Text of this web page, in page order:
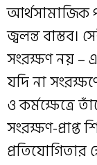
আর্থসামাজিক
জ্বলন্ত বাস্তব।
সংরক্ষণ নয় –
যদি না
ও কর্মক্ষেত্রে
সংরক্ষণ-প্রাপ্ত
প্রতিযোগিতার